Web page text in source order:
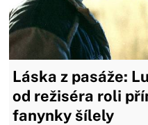
Láska z pasáže:
od režiséra roli
fanynky šílely